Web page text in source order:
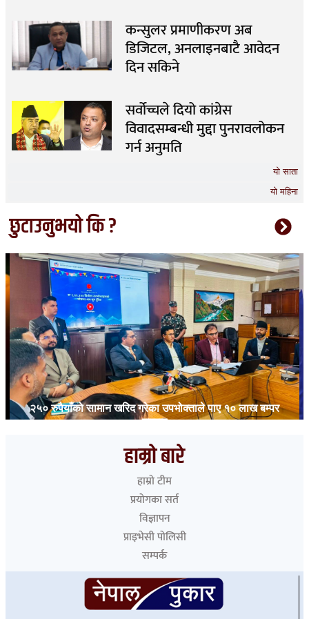
यो साता
यो महिना
कन्सुलर प्रमाणीकरण अब
डिजिटल, अनलाइनबाटै आवेदन
दिन सकिने
सर्वोच्चले दियो कांग्रेस
विवादसम्बन्धी मुद्दा पुनरावलोकन
गर्न अनुमति
छुटाउनुभयो कि ?
२५० रुपैयाँको सामान खरिद गरेका उपभोक्ताले पाए १० लाख बम्पर
उपहार
हाम्रो बारे
हाम्रो टीम
प्रयोगका सर्त
विज्ञापन
प्राइभेसी पोलिसी
सम्पर्क